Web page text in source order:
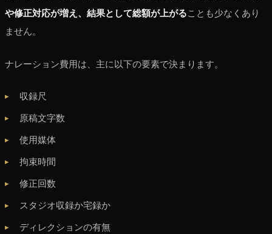
や修正対応が増え、結果として総額が上がることも少なくあり
ません。
ナレーション費用は、主に以下の要素で決まります。
収録尺
原稿文字数
使用媒体
拘束時間
修正回数
スタジオ収録か宅録か
ディレクションの有無